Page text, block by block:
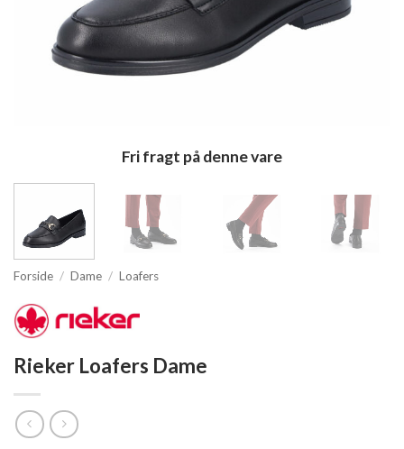
Fri fragt på denne vare
Forside / Dame / Loafers
Rieker Loafers Dame